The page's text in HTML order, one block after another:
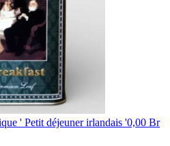
' Petit déjeuner irlandais '0,00 Br